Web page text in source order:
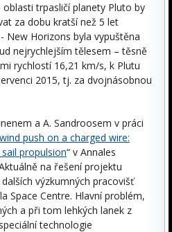
trpasličí planety Pluto by
za dobu kratší než 5 let
New Horizons byla vypuštěna
nejrychlejším tělesem – těsně
rychlostí 16,21 km/s, k Plutu
2015, tj. za dvojnásobnou
a A. Sandroosem v práci
push on a charged wire:
propulsion“ v Annales
na řešení projektu
výzkumných pracovišť
Space Centre. Hlavní problém,
a při tom lehkých lanek z
technologie